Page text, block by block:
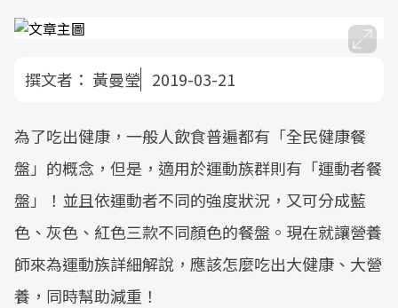
撰文者： 黃曼瑩 2019-03-21
為了吃出健康，一般人飲食普遍都有「全民健康餐
盤」的概念，但是，適用於運動族群則有「運動者餐
盤」！並且依運動者不同的強度狀況，又可分成藍
色、灰色、紅色三款不同顏色的餐盤。現在就讓營養
師來為運動族詳細解說，應該怎麼吃出大健康、大營
養，同時幫助減重！